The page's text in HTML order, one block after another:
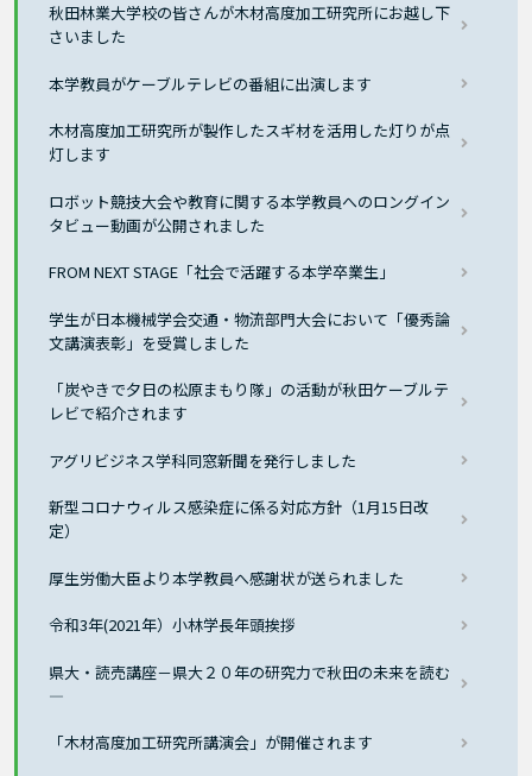
秋田林業大学校の皆さんが木材高度加工研究所にお越し下
さいました
本学教員がケーブルテレビの番組に出演します
木材高度加工研究所が製作したスギ材を活用した灯りが点
灯します
ロボット競技大会や教育に関する本学教員へのロングイン
タビュー動画が公開されました
FROM NEXT STAGE「社会で活躍する本学卒業生」
学生が日本機械学会交通・物流部門大会において「優秀論
文講演表彰」を受賞しました
「炭やきで夕日の松原まもり隊」の活動が秋田ケーブルテ
レビで紹介されます
アグリビジネス学科同窓新聞を発行しました
新型コロナウィルス感染症に係る対応方針（1月15日改
定）
厚生労働大臣より本学教員へ感謝状が送られました
令和3年(2021年）小林学長年頭挨拶
県大・読売講座－県大２０年の研究力で秋田の未来を読む
―
「木材高度加工研究所講演会」が開催されます